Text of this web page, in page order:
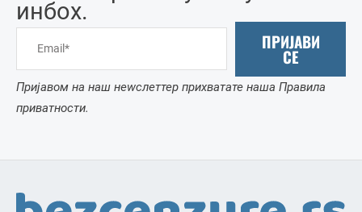
инбоx.
ПРИЈАВИ
СЕ
Пријавом на наш неwслеттер прихватате наша Правила
приватности.